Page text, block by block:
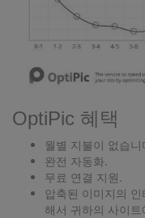
OptiPic 혜택
월별 지불이 없습니
완전 자동화.
무료 연결 지원.
압축된 이미지의
해서 귀하의 사이